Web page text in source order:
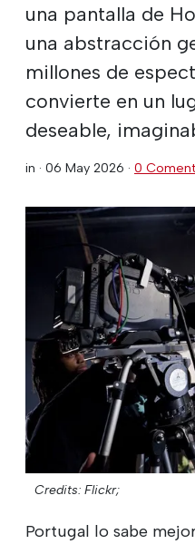
una pantalla de
una abstracción
millones de
convierte en un
deseable,
in · 06 May 2026 · 0
Credits: Flickr;
Portugal lo sabe